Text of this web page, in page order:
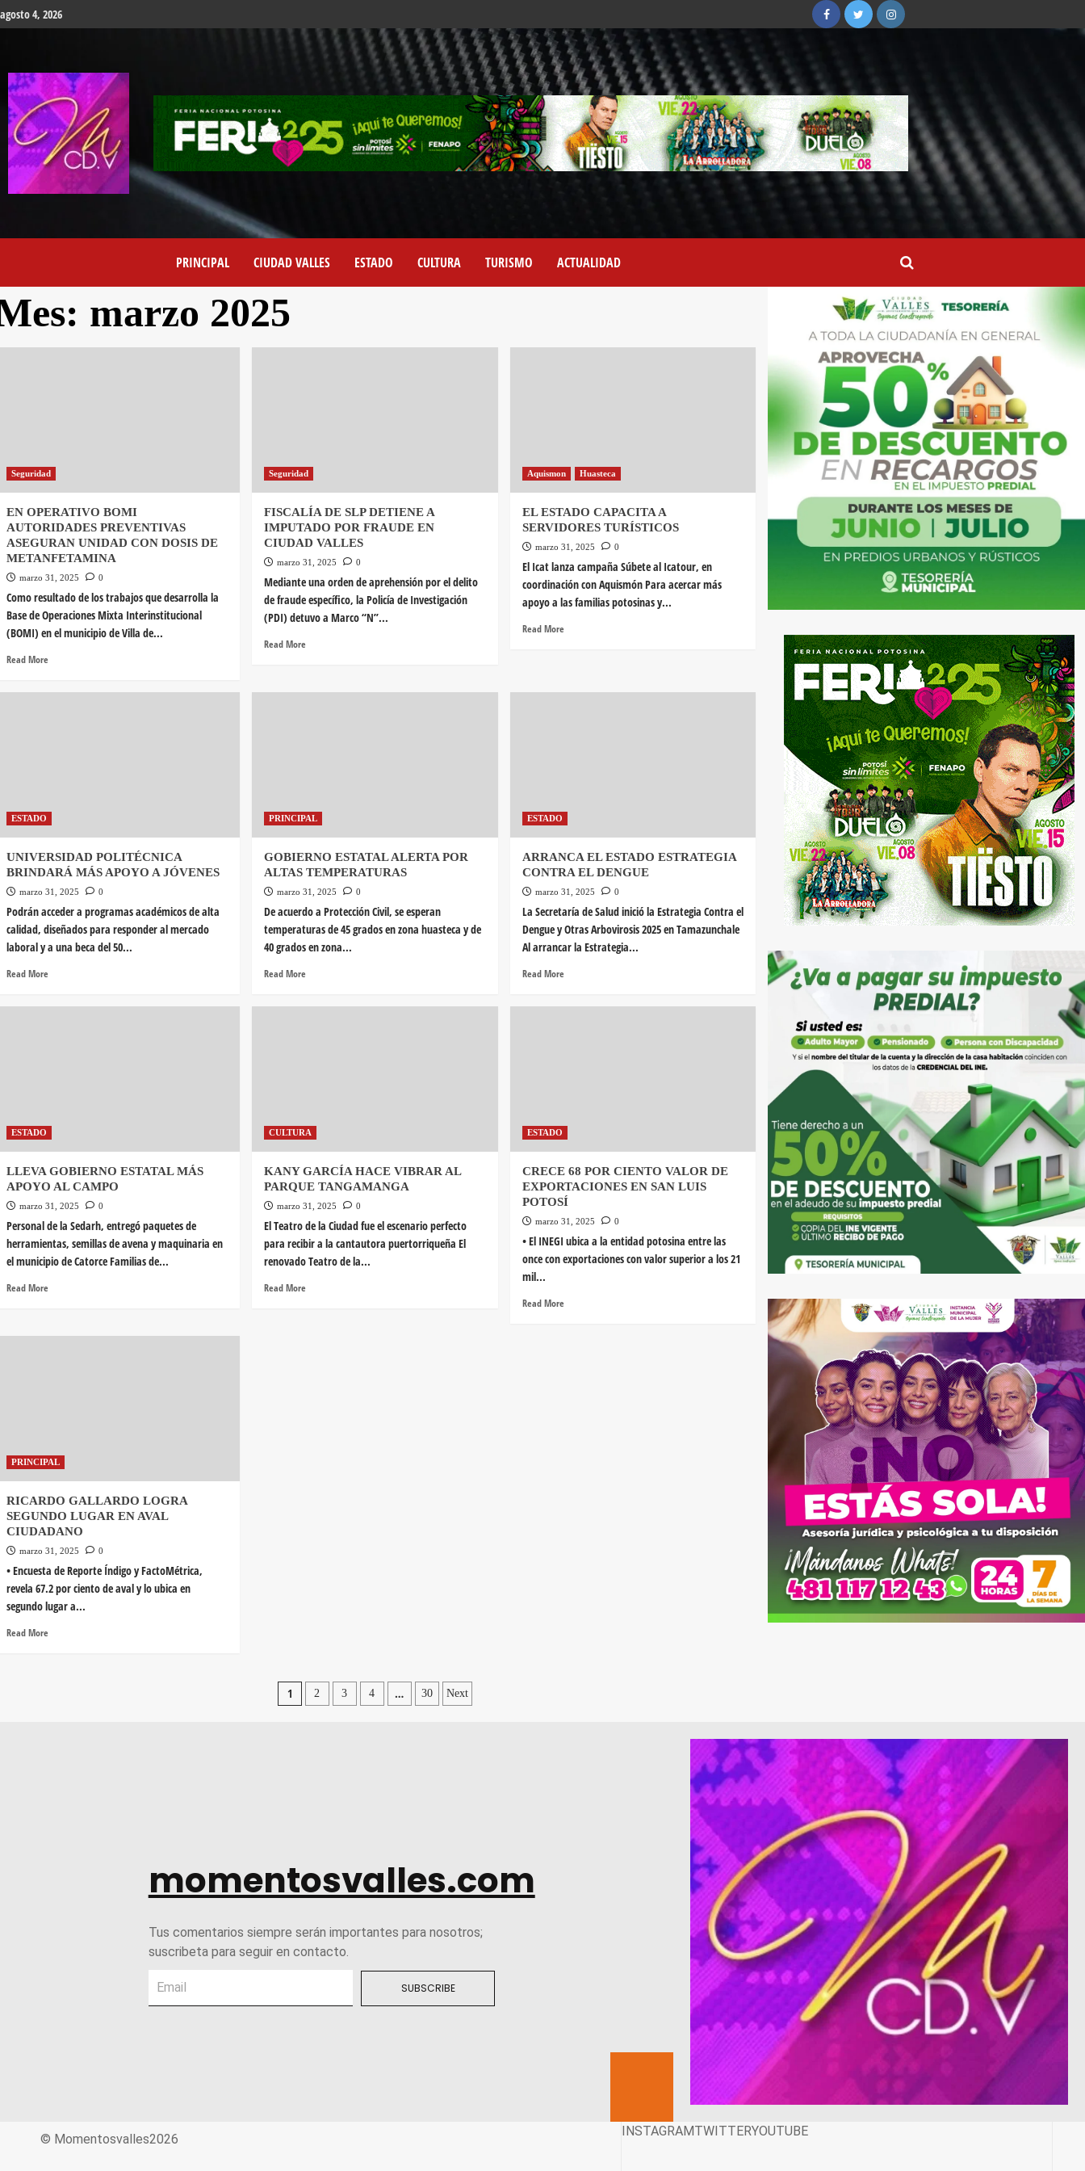
agosto 4, 2026
PRINCIPAL CIUDAD VALLES ESTADO CULTURA TURISMO ACTUALIDAD
marzo 2025
Seguridad
EN OPERATIVO BOMI
AUTORIDADES PREVENTIVAS
ASEGURAN UNIDAD CON DOSIS DE
METANFETAMINA
marzo 31, 2025 0
Como resultado de los trabajos que desarrolla la
Base de Operaciones Mixta Interinstitucional
(BOMI) en el municipio de Villa de...
Read More
Seguridad
FISCALÍA DE SLP DETIENE A
IMPUTADO POR FRAUDE EN
CIUDAD VALLES
marzo 31, 2025 0
Mediante una orden de aprehensión por el delito
de fraude específico, la Policía de Investigación
(PDI) detuvo a Marco “N”...
Read More
Aquismon Huasteca
EL ESTADO CAPACITA A
SERVIDORES TURÍSTICOS
marzo 31, 2025 0
El Icat lanza campaña Súbete al Icatour, en
coordinación con Aquismón Para acercar más
apoyo a las familias potosinas y...
Read More
ESTADO
UNIVERSIDAD POLITÉCNICA
BRINDARÁ MÁS APOYO A JÓVENES
marzo 31, 2025 0
Podrán acceder a programas académicos de alta
calidad, diseñados para responder al mercado
laboral y a una beca del 50...
Read More
PRINCIPAL
GOBIERNO ESTATAL ALERTA POR
ALTAS TEMPERATURAS
marzo 31, 2025 0
De acuerdo a Protección Civil, se esperan
temperaturas de 45 grados en zona huasteca y de
40 grados en zona...
Read More
ESTADO
ARRANCA EL ESTADO ESTRATEGIA
CONTRA EL DENGUE
marzo 31, 2025 0
La Secretaría de Salud inició la Estrategia Contra el
Dengue y Otras Arbovirosis 2025 en Tamazunchale
Al arrancar la Estrategia...
Read More
ESTADO
LLEVA GOBIERNO ESTATAL MÁS
APOYO AL CAMPO
marzo 31, 2025 0
Personal de la Sedarh, entregó paquetes de
herramientas, semillas de avena y maquinaria en
el municipio de Catorce Familias de...
Read More
CULTURA
KANY GARCÍA HACE VIBRAR AL
PARQUE TANGAMANGA
marzo 31, 2025 0
El Teatro de la Ciudad fue el escenario perfecto
para recibir a la cantautora puertorriqueña El
renovado Teatro de la...
Read More
ESTADO
CRECE 68 POR CIENTO VALOR DE
EXPORTACIONES EN SAN LUIS
POTOSÍ
marzo 31, 2025 0
• El INEGI ubica a la entidad potosina entre las
once con exportaciones con valor superior a los 21
mil...
Read More
PRINCIPAL
RICARDO GALLARDO LOGRA
SEGUNDO LUGAR EN AVAL
CIUDADANO
marzo 31, 2025 0
• Encuesta de Reporte Índigo y FactoMétrica,
revela 67.2 por ciento de aval y lo ubica en
segundo lugar a...
Read More
1 2 3 4 … 30 Next
momentosvalles.com
Tus comentarios siempre serán importantes para nosotros;
suscribeta para seguir en contacto.
SUBSCRIBE
© Momentosvalles2026
INSTAGRAMTWITTERYOUTUBE